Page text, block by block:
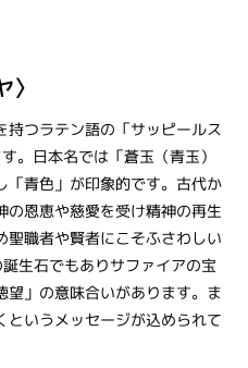
持つラテン語の「サッピールス
。日本名では「蒼玉（青玉）
「青色」が印象的です。古代か
の恩恵や慈愛を受け精神の再生
聖職者や賢者にこそふさわしい
生石でもありサファイアの宝
」の意味合いがあります。ま
というメッセージが込められて